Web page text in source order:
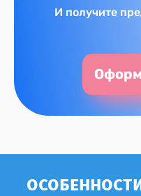
И получите